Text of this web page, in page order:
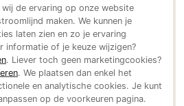
de ervaring op onze website
maken. We kunnen je
laten zien en zo je ervaring
informatie of je keuze wijzigen?
. Liever toch geen marketingcookies?
. We plaatsen dan enkel het
en analytische cookies. Je kunt
op de voorkeuren pagina.